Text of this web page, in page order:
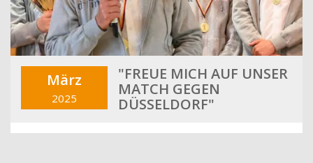
März
2025
"FREUE MICH AUF UNSER
MATCH GEGEN
DÜSSELDORF"